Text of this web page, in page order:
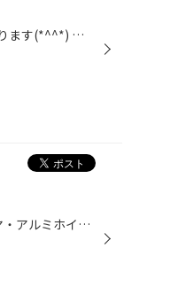
皆さんこんにちは。 毎週火曜日・木曜日はレディースDayを開催しております(*^^*) レディースDayでは、オイル交換・バッテリーやワイパーなどのメンテナンス商品もお得になります。 タグ：オイル交換 レディースデイ 女性 新座市 朝霞市 和光市 志木市
こんにちは！！ タイヤ館あさか店横田です！！ 本日はシエンタにタイヤ・アルミホイールを装着させて頂きました！！ タイヤ 185/60Ｒ15 セイバーリングＳＬ201 アルミホイール 15x60 5-100 43 TOPRUN M7 ナット M12x1.5 21HEX スチールホイールからだとイメージが大きく変わりますね！！ ア...